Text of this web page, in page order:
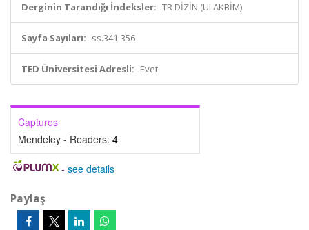
Derginin Tarandığı İndeksler: TR DİZİN (ULAKBİM)
Sayfa Sayıları: ss.341-356
TED Üniversitesi Adresli: Evet
Captures
Mendeley - Readers: 4
- see details
Paylaş